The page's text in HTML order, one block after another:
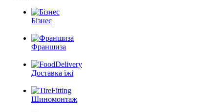
Бізнес
Франшиза
Доставка їжі
Шиномонтаж